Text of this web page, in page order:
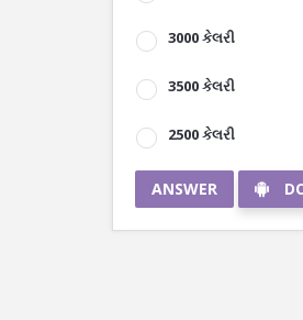
3000 કેલરી
3500 કેલરી
2500 કેલરી
ANSWER